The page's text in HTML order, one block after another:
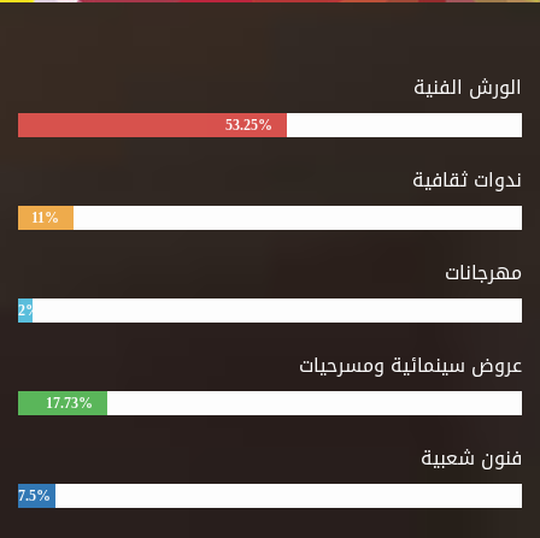
الورش الفنية
53.25%
ندوات ثقافية
11%
مهرجانات
2%
عروض سينمائية ومسرحيات
17.73%
فنون شعبية
7.5%